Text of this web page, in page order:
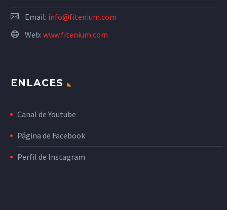
Email: info@fitenium.com
Web: www.fitenium.com
ENLACES
Canal de Youtube
Página de Facebook
Perfil de Instagram